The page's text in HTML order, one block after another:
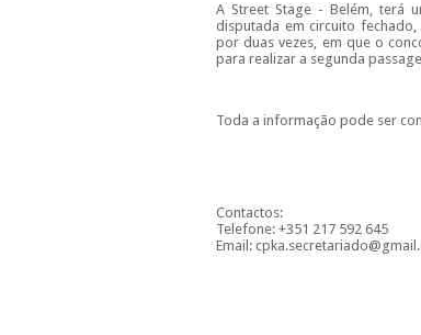
A Street Stage - Belém, terá
disputada em circuito
por duas vezes, em que o
para realizar a segunda
Toda a informação pode ser
Contactos:
Telefone: +351 217 592 645
Email: